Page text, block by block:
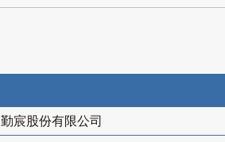
勤宸股份有限公司